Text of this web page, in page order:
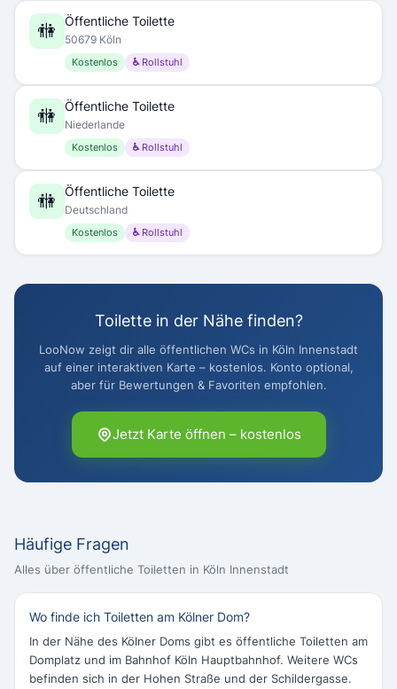
🚻 Öffentliche Toilette
50679 Köln
Kostenlos ♿ Rollstuhl
🚻 Öffentliche Toilette
Niederlande
Kostenlos ♿ Rollstuhl
🚻 Öffentliche Toilette
Deutschland
Kostenlos ♿ Rollstuhl
Toilette in der Nähe finden?
LooNow zeigt dir alle öffentlichen WCs in Köln Innenstadt
auf einer interaktiven Karte – kostenlos. Konto optional,
aber für Bewertungen & Favoriten empfohlen.
Jetzt Karte öffnen – kostenlos
Häufige Fragen
Alles über öffentliche Toiletten in Köln Innenstadt
Wo finde ich Toiletten am Kölner Dom?
In der Nähe des Kölner Doms gibt es öffentliche Toiletten am
Domplatz und im Bahnhof Köln Hauptbahnhof. Weitere WCs
befinden sich in der Hohen Straße und der Schildergasse.